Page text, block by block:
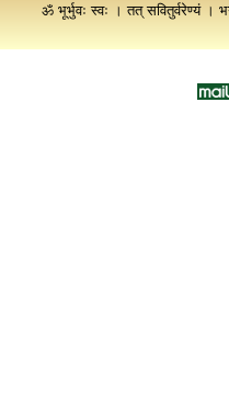
ॐ भूर्भुवः स्वः । तत् सवितुर्वरेण्यं ।